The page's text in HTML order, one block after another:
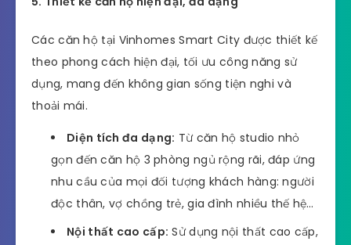
Các căn hộ tại Vinhomes Smart City được thiết kế
theo phong cách hiện đại, tối ưu công năng sử
dụng, mang đến không gian sống tiện nghi và
thoải mái.
Diện tích đa dạng: Từ căn hộ studio nhỏ
gọn đến căn hộ 3 phòng ngủ rộng rãi, đáp ứng
nhu cầu của mọi đối tượng khách hàng: người
độc thân, vợ chồng trẻ, gia đình nhiều thế hệ…
Nội thất cao cấp: Sử dụng nội thất cao cấp,